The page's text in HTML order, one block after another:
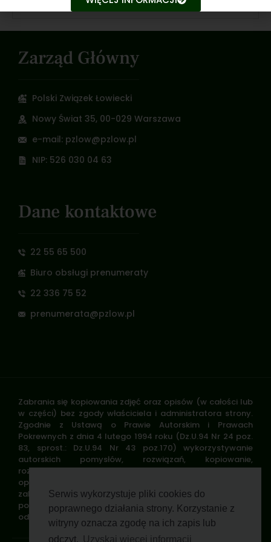
Serwis wykorzystuje pliki cookies do
poprawnego działania strony. Korzystanie z
witryny oznacza zgodę na ich zapis lub
odczyt.
Uzyskaj więcej informacji
10 marca 2021
Zarząd Główny
Polski Związek Łowiecki
Nowy Świat 35, 00-029 Warszawa
e-mail: pzlow@pzlow.pl
NIP: 526 030 04 63
Dane kontaktowe
22 55 65 500
Biuro obsługi prenumeraty
22 336 75 52
prenumerata@pzlow.pl
Zabrania się kopiowania zdjęć oraz opisów (w całości lub
w części) bez zgody właściciela i administratora strony.
Zgodnie z Ustawą o Prawie Autorskim i Prawach
Pokrewnych z dnia 4 lutego 1994 roku (Dz.U.94 Nr 24 poz.
83, sprost.: Dz.U.94 Nr 43 poz.170) wykorzystywanie
autorskich pomysłów, rozwiązań, kopiowanie,
rozpowszechnianie zdjęć, fragmentów grafiki, tekstów
opisów w celach zarobkowych, bez zezwolenia autora jest
zabronione i stanowi naruszenie praw autorskich oraz
podlega karze. Znaki towarowe i graficzne są własnością
odpowiednich firm i/lub instytucji.